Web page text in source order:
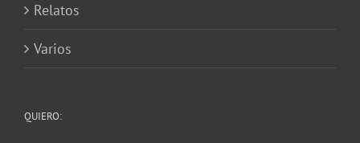
Relatos
Varios
QUIERO: